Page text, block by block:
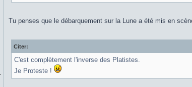
Tu penses que le débarquement sur la Lune a été mis en
Citer:
C'est complètement l'inverse des Platistes.
Je Proteste !